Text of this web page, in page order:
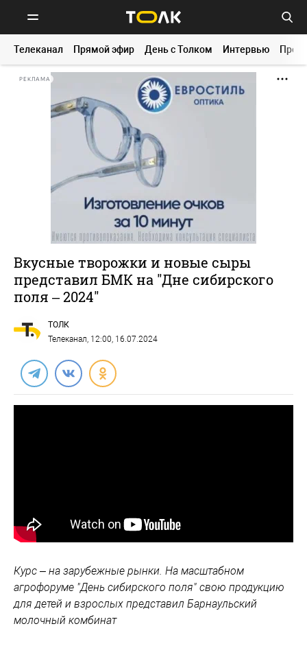
Телеканал Прямой эфир День с Толком Интервью
РЕКЛАМА
Вкусные творожки и новые сыры
представил БМК на "Дне сибирского
поля – 2024"
ТОЛК
Телеканал, 12:00, 16.07.2024
Курс – на зарубежные рынки. На масштабном
агрофоруме "День сибирского поля" свою продукцию
для детей и взрослых представил Барнаульский
молочный комбинат